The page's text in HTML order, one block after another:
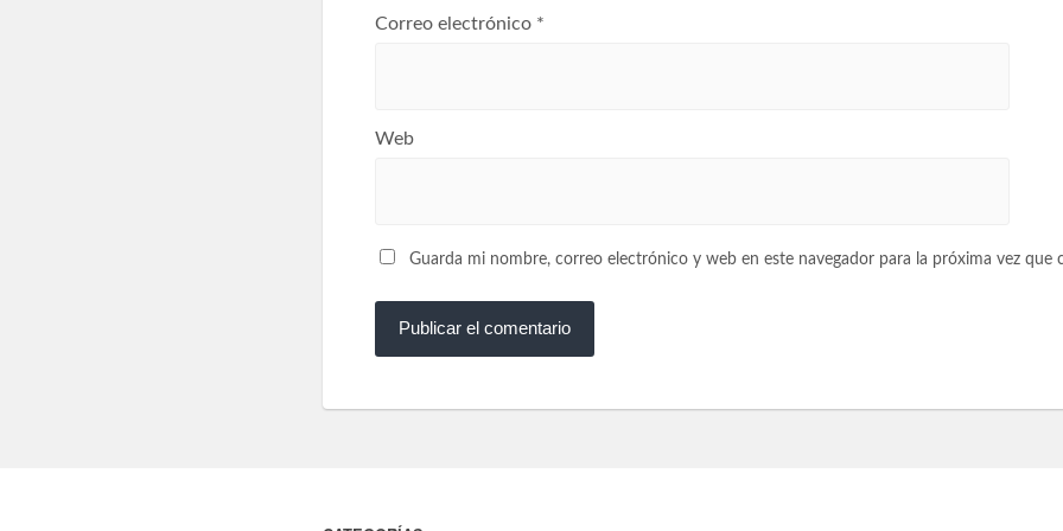
Correo electrónico *
Web
Guarda mi nombre, correo electrónico y web en este navegador para la próxima vez que